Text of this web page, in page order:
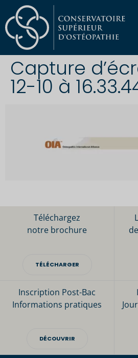
Capture
12-10 à
Téléchargez
notre brochure
TÉLÉCHARGER
Inscription Post-Bac
Informations pratiques
DÉCOUVRIR